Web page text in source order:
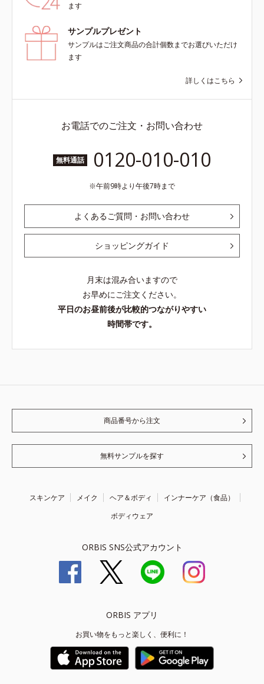
ます
サンプルプレゼント
サンプルはご注文商品の合計個数までお選びいただけ
ます
詳しくはこちら
お電話でのご注文・お問い合わせ
無料通話 0120-010-010
午前9時より午後7時まで
よくあるご質問・お問い合わせ
ショッピングガイド
月末は混み合いますので
お早めにご注文ください。
平日のお昼前後が比較的つながりやすい
時間帯です。
商品番号から注文
無料サンプルを探す
スキンケア メイク ヘア＆ボディ
インナーケア（食品）
ボディウェア
ORBIS SNS公式アカウント
ORBIS アプリ
お買い物をもっと楽しく、便利に！